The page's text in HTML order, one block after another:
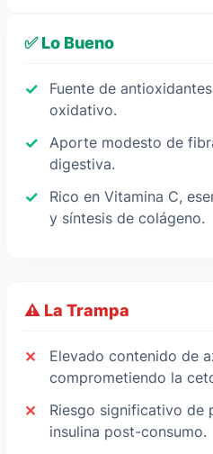
✅ Lo Bueno
Fuente de
oxidativo.
Aporte modesto de
digestiva.
Rico en Vitamina C,
y síntesis de colágeno.
⚠️ La Trampa
Elevado contenido de
comprometiendo la
Riesgo significativo de
insulina post-consumo.